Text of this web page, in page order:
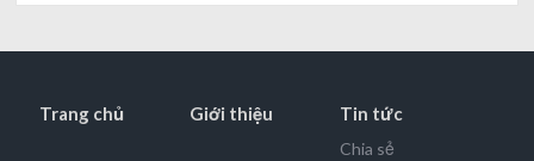
Trang chủ Giới thiệu Tin tức
Chia sẻ